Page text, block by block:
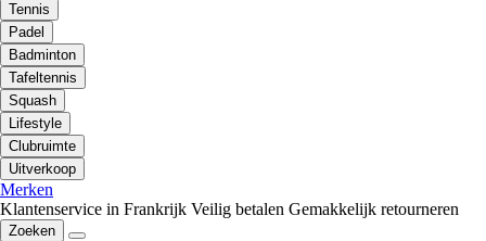
Tennis
Padel
Badminton
Tafeltennis
Squash
Lifestyle
Clubruimte
Uitverkoop
Merken
Klantenservice in Frankrijk Veilig betalen Gemakkelijk retourneren
Zoeken